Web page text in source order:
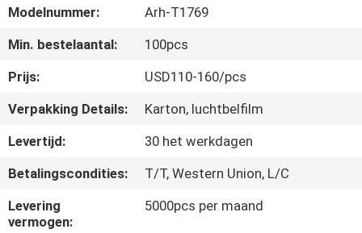
FABRIEKSREIS
KWALITEITSCONTROLE
CONTACTEER
ONS
BLOG
Modelnummer:
Arh-T1769
Min. bestelaantal:
100pcs
Prijs:
USD110-160/pcs
Verpakking Details:
Karton, luchtbelfilm
Levertijd:
30 het werkdagen
Betalingscondities:
T/T, Western Union, L/C
Levering
vermogen:
5000pcs per maand